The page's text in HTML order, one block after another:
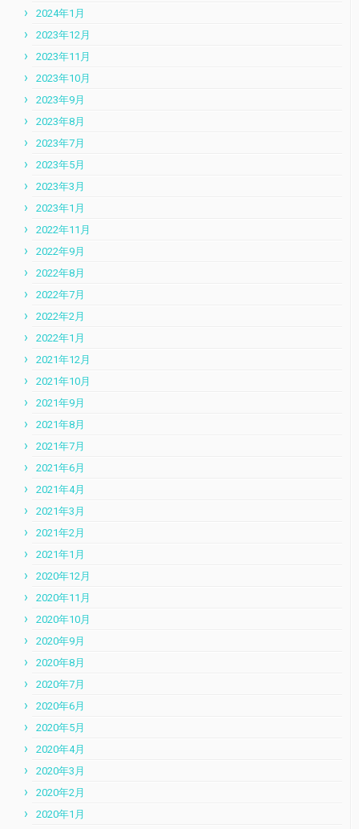
2024年1月
2023年12月
2023年11月
2023年10月
2023年9月
2023年8月
2023年7月
2023年5月
2023年3月
2023年1月
2022年11月
2022年9月
2022年8月
2022年7月
2022年2月
2022年1月
2021年12月
2021年10月
2021年9月
2021年8月
2021年7月
2021年6月
2021年4月
2021年3月
2021年2月
2021年1月
2020年12月
2020年11月
2020年10月
2020年9月
2020年8月
2020年7月
2020年6月
2020年5月
2020年4月
2020年3月
2020年2月
2020年1月